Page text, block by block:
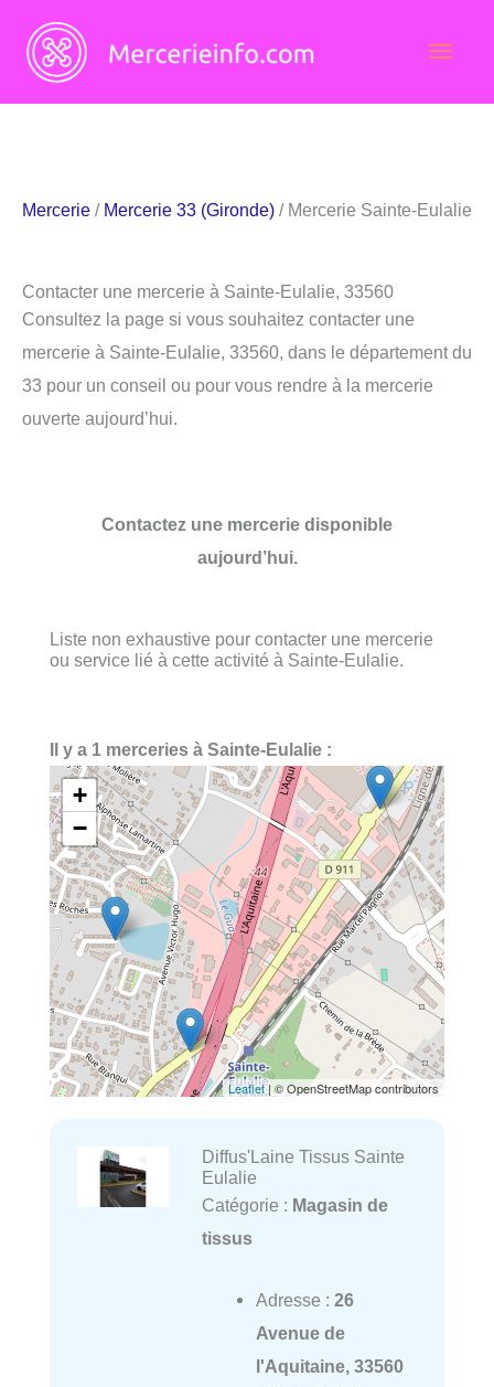
contenu
Mercerie / Mercerie 33 (Gironde) / Mercerie Sainte-Eulalie
Contacter une mercerie à Sainte-Eulalie, 33560
Consultez la page si vous souhaitez contacter une
mercerie à Sainte-Eulalie, 33560, dans le département du
33 pour un conseil ou pour vous rendre à la mercerie
ouverte aujourd’hui.
Contactez une mercerie disponible
aujourd’hui.
Liste non exhaustive pour contacter une mercerie
ou service lié à cette activité à Sainte-Eulalie.
Il y a 1 merceries à Sainte-Eulalie :
+
−
Leaflet| © OpenStreetMap contributors
Diffus'Laine Tissus Sainte
Eulalie
Catégorie : Magasin de
tissus
Adresse : 26
Avenue de
l'Aquitaine, 33560